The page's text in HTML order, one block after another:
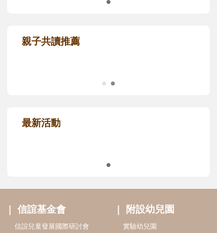
親子共讀推薦
最新活動
信誼基金會
信誼兒童發展國際研討會
附設幼兒園
實驗幼兒園